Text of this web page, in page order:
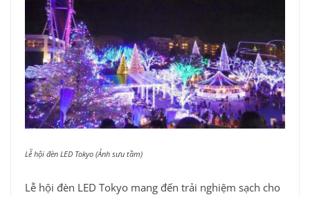
Lễ hội đèn LED Tokyo (Ảnh sưu tầm)
Lễ hội đèn LED Tokyo mang đến trải nghiệm sạch cho